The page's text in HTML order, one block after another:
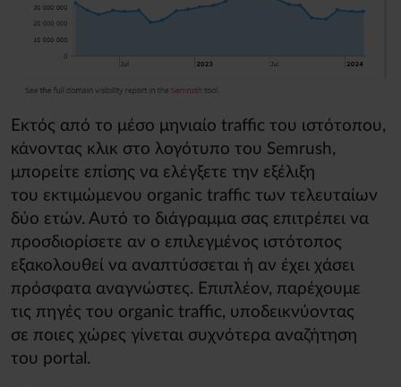
Εκτός από το μέσο μηνιαίο traffic του ιστότοπου,
κάνοντας κλικ στο λογότυπο του Semrush,
μπορείτε επίσης να ελέγξετε την εξέλιξη
του εκτιμώμενου organic traffic των τελευταίων
δύο ετών. Αυτό το διάγραμμα σας επιτρέπει να
προσδιορίσετε αν ο επιλεγμένος ιστότοπος
εξακολουθεί να αναπτύσσεται ή αν έχει χάσει
πρόσφατα αναγνώστες. Επιπλέον, παρέχουμε
τις πηγές του organic traffic, υποδεικνύοντας
σε ποιες χώρες γίνεται συχνότερα αναζήτηση
του portal.